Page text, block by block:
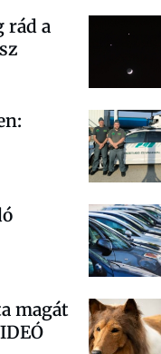
rád a
magát